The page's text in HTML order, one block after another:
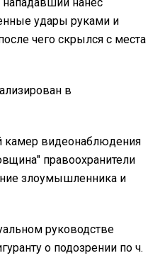
удары руками и
чего скрылся с места
в
камер видеонаблюдения
правоохранители
злоумышленника и
руководстве
о подозрении по ч.